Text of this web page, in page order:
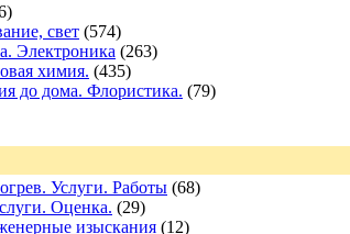
свет (574)
Электроника (263)
химия. (435)
до дома. Флористика. (79)
Услуги. Работы (68)
Оценка. (29)
изыскания (12)